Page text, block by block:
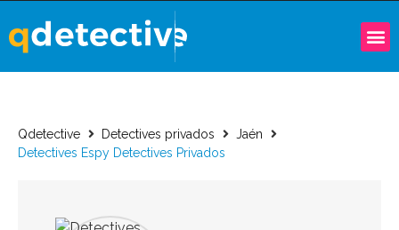
Qdetective Detectives privados
Jaén
Detectives Espy Detectives Privados